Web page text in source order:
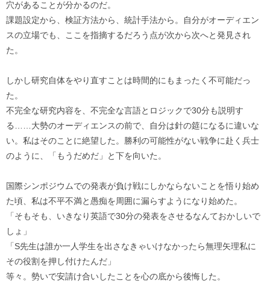
穴があることが分かるのだ。
課題設定から、検証方法から、統計手法から。自分がオーディエン
スの立場でも、ここを指摘するだろう点が次から次へと発見され
た。
しかし研究自体をやり直すことは時間的にもまったく不可能だっ
た。
不完全な研究内容を、不完全な言語とロジックで30分も説明す
る……大勢のオーディエンスの前で、自分は針の筵になるに違いな
い。私はそのことに絶望した。勝利の可能性がない戦争に赴く兵士
のように、「もうだめだ」と下を向いた。
国際シンポジウムでの発表が負け戦にしかならないことを悟り始め
た頃、私は不平不満と愚痴を周囲に漏らすようになり始めた。
「そもそも、いきなり英語で30分の発表をさせるなんておかしいで
しょ」
「S先生は誰か一人学生を出さなきゃいけなかったら無理矢理私に
その役割を押し付けたんだ」
等々。勢いで安請け合いしたことを心の底から後悔した。